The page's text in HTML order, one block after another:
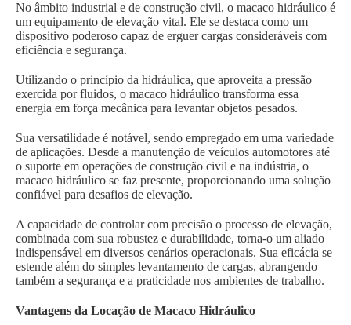
No âmbito industrial e de construção civil, o macaco hidráulico é
um equipamento de elevação vital. Ele se destaca como um
dispositivo poderoso capaz de erguer cargas consideráveis com
eficiência e segurança.
Utilizando o princípio da hidráulica, que aproveita a pressão
exercida por fluidos, o macaco hidráulico transforma essa
energia em força mecânica para levantar objetos pesados.
Sua versatilidade é notável, sendo empregado em uma variedade
de aplicações. Desde a manutenção de veículos automotores até
o suporte em operações de construção civil e na indústria, o
macaco hidráulico se faz presente, proporcionando uma solução
confiável para desafios de elevação.
A capacidade de controlar com precisão o processo de elevação,
combinada com sua robustez e durabilidade, torna-o um aliado
indispensável em diversos cenários operacionais. Sua eficácia se
estende além do simples levantamento de cargas, abrangendo
também a segurança e a praticidade nos ambientes de trabalho.
Vantagens da Locação de Macaco Hidráulico